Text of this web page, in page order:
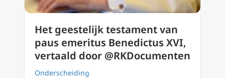
Het geestelijk testament van
paus emeritus Benedictus XVI,
vertaald door @RKDocumenten
Onderscheiding